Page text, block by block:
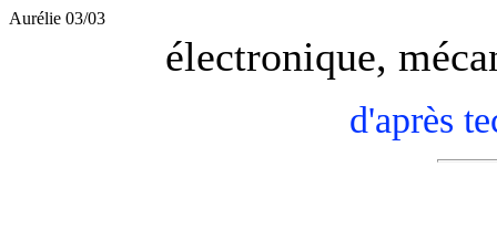
Aurélie 03/03
électronique,
d'après